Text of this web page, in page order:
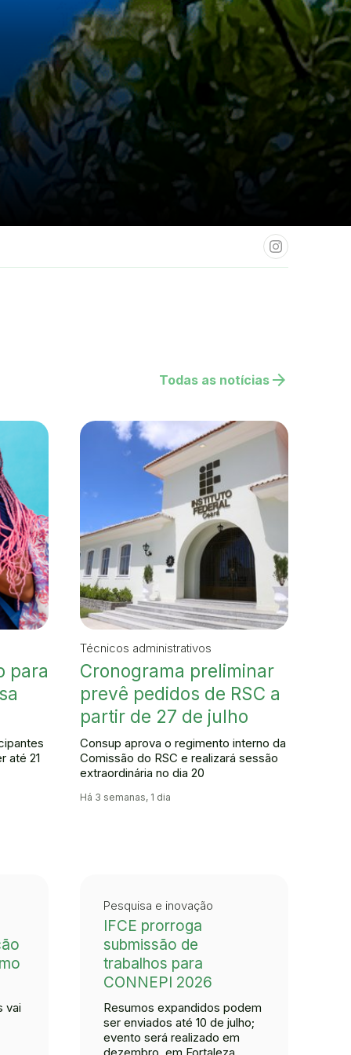
Instagram
Todas as notícias arrow_forward
para
até 21
Técnicos administrativos
Cronograma preliminar
prevê pedidos de RSC a
partir de 27 de julho
Consup aprova o regimento interno da
Comissão do RSC e realizará sessão
extraordinária no dia 20
Há 3 semanas, 1 dia
vai
Pesquisa e inovação
IFCE prorroga
submissão de
trabalhos para
CONNEPI 2026
Resumos expandidos podem
ser enviados até 10 de julho;
evento será realizado em
dezembro, em Fortaleza